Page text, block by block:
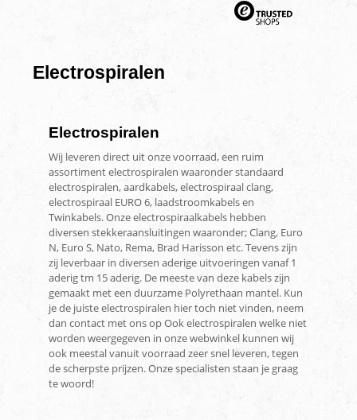
Electrospiralen
Electrospiralen
Wij leveren direct uit onze voorraad, een ruim
assortiment electrospiralen waaronder standaard
electrospiralen, aardkabels, electrospiraal clang,
electrospiraal EURO 6, laadstroomkabels en
Twinkabels. Onze electrospiraalkabels hebben
diversen stekkeraansluitingen waaronder; Clang, Euro
N, Euro S, Nato, Rema, Brad Harisson etc. Tevens zijn
zij leverbaar in diversen aderige uitvoeringen vanaf 1
aderig tm 15 aderig. De meeste van deze kabels zijn
gemaakt met een duurzame Polyrethaan mantel. Kun
je de juiste electrospiralen hier toch niet vinden, neem
dan contact met ons op Ook electrospiralen welke niet
worden weergegeven in onze webwinkel kunnen wij
ook meestal vanuit voorraad zeer snel leveren, tegen
de scherpste prijzen. Onze specialisten staan je graag
te woord!